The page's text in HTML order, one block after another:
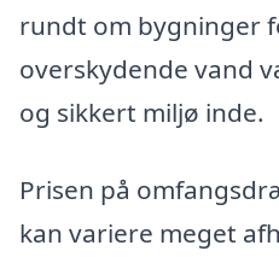
rundt om bygninger
overskydende vand
og sikkert miljø inde.
Prisen på
kan variere meget